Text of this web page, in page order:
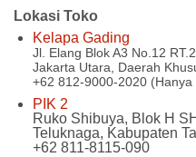
Lokasi Toko
Kelapa Gading
Jl. Elang Blok A3 No.12
Jakarta Utara, Daerah
+62 812-9000-2020 (Hanya
PIK 2
Ruko Shibuya, Blok H
Teluknaga, Kabupaten
+62 811-8115-090